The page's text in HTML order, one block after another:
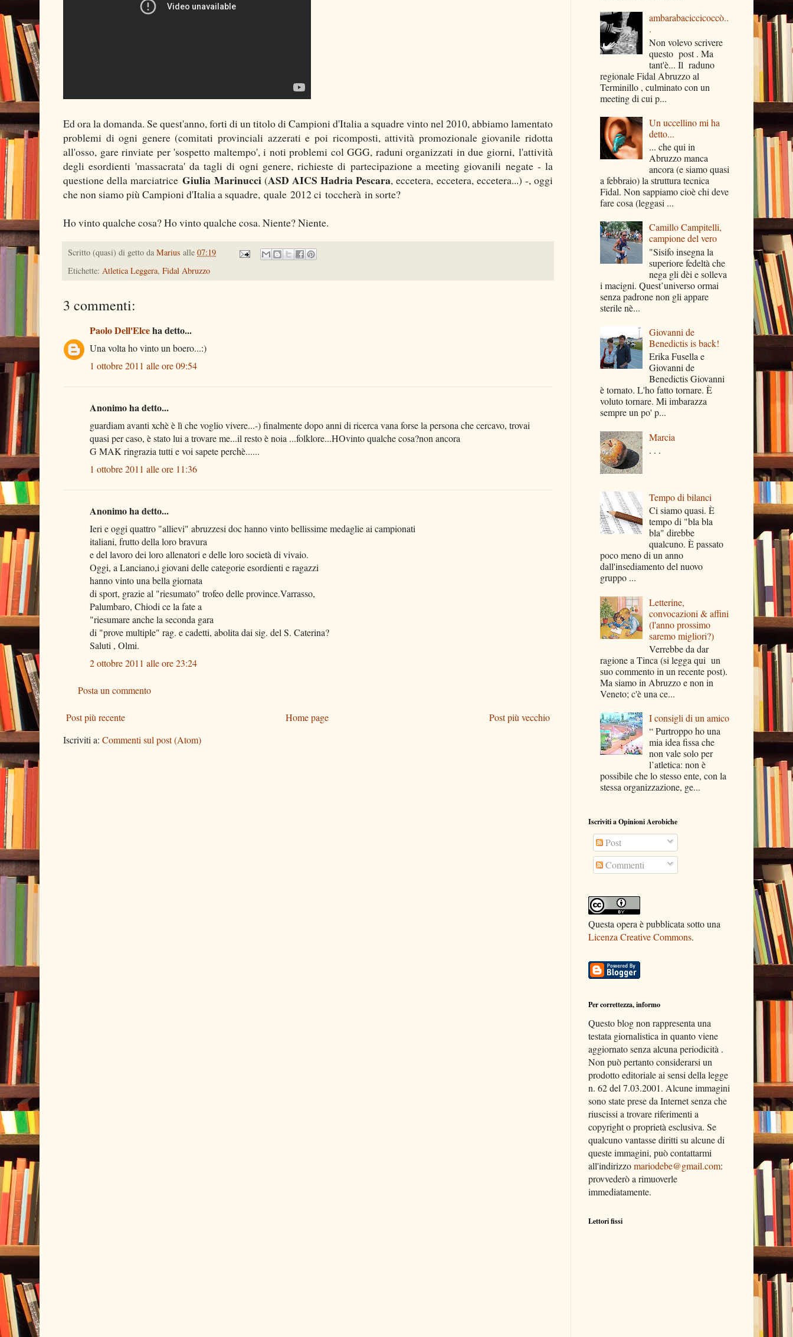
Ed ora la domanda. Se quest'anno, forti di un titolo di Campioni d'Italia a squadre vinto nel 2010, abbiamo lamentato
problemi di ogni genere (comitati provinciali azzerati e poi ricomposti, attività promozionale giovanile ridotta
all'osso, gare rinviate per 'sospetto maltempo', i noti problemi col GGG, raduni organizzati in due giorni, l'attività
degli esordienti 'massacrata' da tagli di ogni genere, richieste di partecipazione a meeting giovanili negate - la
questione della marciatriceGiulia Marinucci (ASD AICS Hadria Pescara, eccetera, eccetera, eccetera...) -, oggi
che non siamo più Campioni d'Italia a squadre, quale 2012 ci toccherà in sorte?
Ho vinto qualche cosa? Ho vinto qualche cosa. Niente? Niente.
Scritto (quasi) di getto da Marius alle 07:19
Etichette: Atletica Leggera, Fidal Abruzzo
3 commenti:
Paolo Dell'Elceha detto...
Una volta ho vinto un boero...:)
1 ottobre 2011 alle ore 09:54
Anonimo ha detto...
guardiam avanti xchè è lì che voglio vivere...-) finalmente dopo anni di ricerca vana forse la persona che cercavo, trovai
quasi per caso, è stato lui a trovare me...il resto è noia ...folklore...HOvinto qualche cosa?non ancora
G MAK ringrazia tutti e voi sapete perchè......
1 ottobre 2011 alle ore 11:36
Anonimo ha detto...
Ieri e oggi quattro "allievi" abruzzesi doc hanno vinto bellissime medaglie ai campionati
italiani, frutto della loro bravura
e del lavoro dei loro allenatori e delle loro società di vivaio.
Oggi, a Lanciano,i giovani delle categorie esordienti e ragazzi
hanno vinto una bella giornata
di sport, grazie al "riesumato" trofeo delle province.Varrasso,
Palumbaro, Chiodi ce la fate a
"riesumare anche la seconda gara
di "prove multiple" rag. e cadetti, abolita dai sig. del S. Caterina?
Saluti , Olmi.
2 ottobre 2011 alle ore 23:24
Posta un commento
Post più recente Post più vecchio
Home page
Iscriviti a: Commenti sul post (Atom)
ambarabaciccicoccò..
.
Non volevo scrivere
questo post . Ma
tant'è... Il raduno
regionale Fidal Abruzzo al
Terminillo , culminato con un
meeting di cui p...
Un uccellino mi ha
detto...
... che qui in
Abruzzo manca
ancora (e siamo quasi
a febbraio) la struttura tecnica
Fidal. Non sappiamo cioè chi deve
fare cosa (leggasi ...
Camillo Campitelli,
campione del vero
"Sisifo insegna la
superiore fedeltà che
nega gli dèi e solleva
i macigni. Quest’universo ormai
senza padrone non gli appare
sterile nè...
Giovanni de
Benedictis is back!
Erika Fusella e
Giovanni de
Benedictis Giovanni
è tornato. L'ho fatto tornare. È
voluto tornare. Mi imbarazza
sempre un po' p...
Marcia
. . .
Tempo di bilanci
Ci siamo quasi. È
tempo di "bla bla
bla" direbbe
qualcuno. È passato
poco meno di un anno
dall'insediamento del nuovo
gruppo ...
Letterine,
convocazioni & affini
(l'anno prossimo
saremo migliori?)
Verrebbe da dar
ragione a Tinca (si legga qui un
suo commento in un recente post).
Ma siamo in Abruzzo e non in
Veneto; c'è una ce...
I consigli di un amico
“ Purtroppo ho una
mia idea fissa che
non vale solo per
l’atletica: non è
possibile che lo stesso ente, con la
stessa organizzazione, ge...
Iscriviti a Opinioni Aerobiche
Post
Commenti
Questa opera è pubblicata sotto una
Licenza Creative Commons.
Per correttezza, informo
Questo blog non rappresenta una
testata giornalistica in quanto viene
aggiornato senza alcuna periodicità .
Non può pertanto considerarsi un
prodotto editoriale ai sensi della legge
n. 62 del 7.03.2001. Alcune immagini
sono state prese da Internet senza che
riuscissi a trovare riferimenti a
copyright o proprietà esclusiva. Se
qualcuno vantasse diritti su alcune di
queste immagini, può contattarmi
all'indirizzomariodebe@gmail.com:
provvederò a rimuoverle
immediatamente.
Lettori fissi